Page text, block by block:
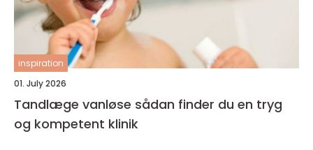
inspiration
01. July 2026
Tandlæge vanløse sådan finder du en tryg
og kompetent klinik